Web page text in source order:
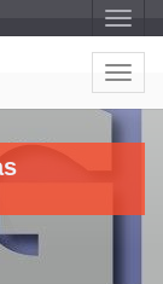
A
l
t
e
r
a
g
A
l
t
e
a